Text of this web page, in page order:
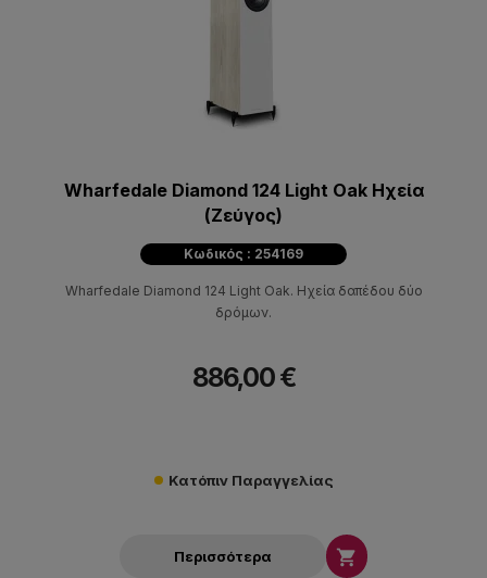
Wharfedale Diamond 124 Light Oak Ηχεία
(Ζεύγος)
Κωδικός : 254169
Wharfedale Diamond 124 Light Oak. Hχεία δαπέδου δύο
δρόμων.
886,00 €
Κατόπιν Παραγγελίας
Περισσότερα 